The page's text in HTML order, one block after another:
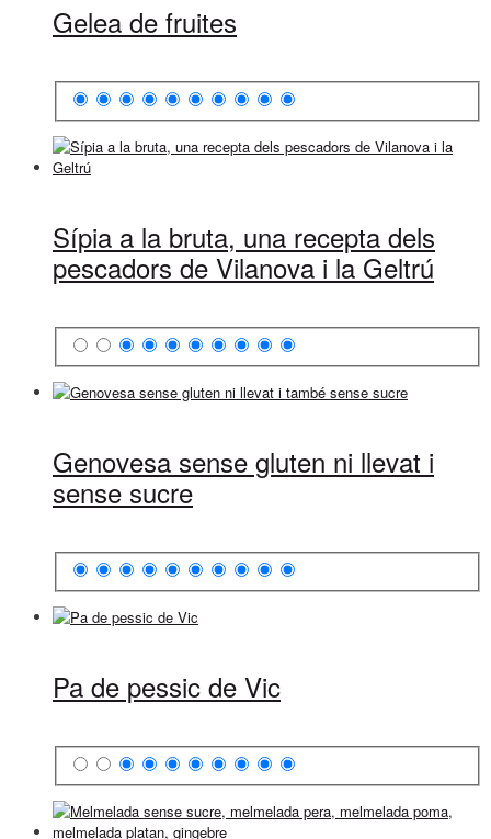
Gelea de fruites
Sípia a la bruta, una recepta dels
pescadors de Vilanova i la Geltrú
Genovesa sense gluten ni llevat i
sense sucre
Pa de pessic de Vic